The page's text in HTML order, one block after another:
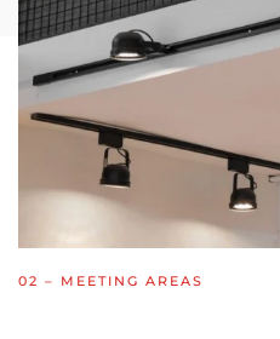
02 – MEETING AREAS